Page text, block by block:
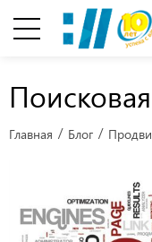
Главная Блог